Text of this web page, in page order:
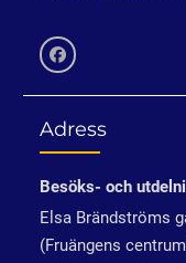
Adress
Besöks- och
Elsa Brändströms
(Fruängens